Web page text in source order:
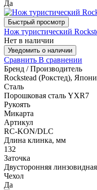
Да
Быстрый просмотр
Нож туристический
Нет в наличии
Уведомить о наличии
Сравнить В сравнении
Бренд / Производитель
Rockstead (Рокстед),
Сталь
Порошковая сталь YXR7
Рукоять
Микарта
Артикул
RC-KON/DLC
Длина клинка, мм
132
Заточка
Двусторонняя линзовидная
Чехол
Да